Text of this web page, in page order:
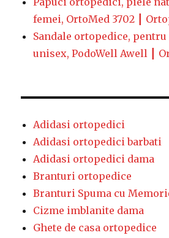
femei, OrtoMed 3702 ┃
Sandale ortopedice,
unisex, PodoWell Awell ┃
Adidasi ortopedici
Adidasi ortopedici barbati
Adidasi ortopedici dama
Branturi ortopedice
Branturi Spuma cu
Cizme imblanite dama
Ghete de casa ortopedice